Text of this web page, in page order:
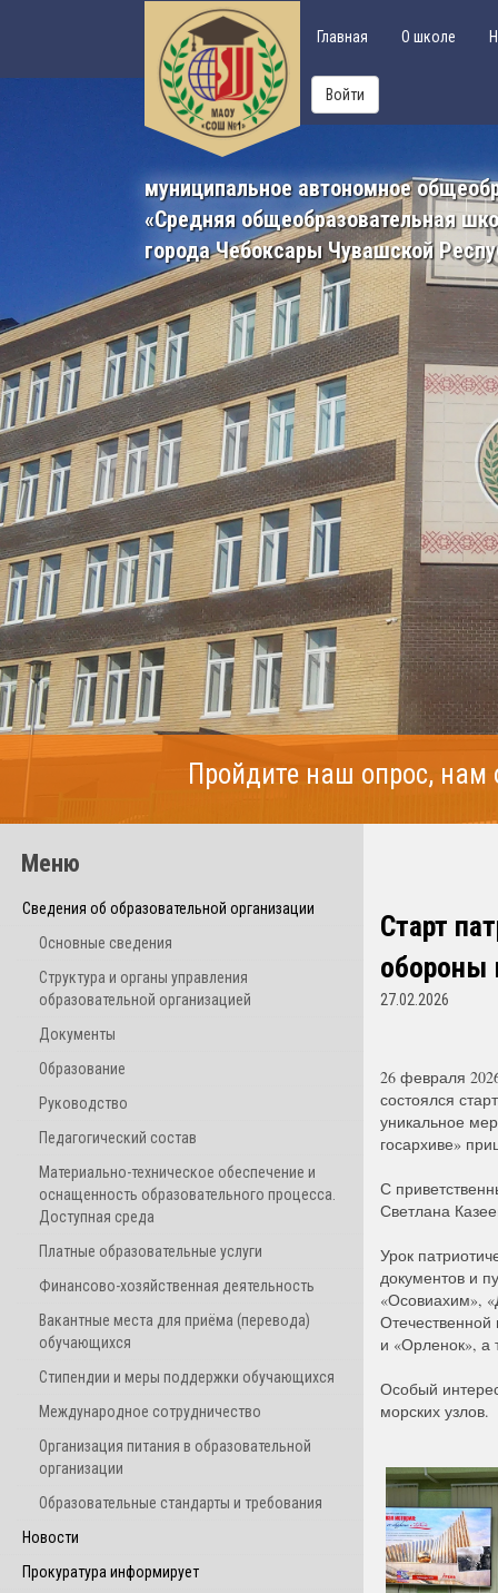
Главная О школе
Войти
муниципальное автономное
«Средняя общеобразовательная
города Чебоксары Чувашской
Пройдите наш опрос,
Меню
Сведения об образовательной организации
Основные сведения
Структура и органы управления
образовательной организацией
Документы
Образование
Руководство
Педагогический состав
Материально-техническое обеспечение и
оснащенность образовательного процесса.
Доступная среда
Платные образовательные услуги
Финансово-хозяйственная деятельность
Вакантные места для приёма (перевода)
обучающихся
Стипендии и меры поддержки обучающихся
Международное сотрудничество
Организация питания в образовательной
организации
Образовательные стандарты и требования
Новости
Прокуратура информирует
Старт
обороны
27.02.2026
26 февраля
состоялся
уникальное
госархиве»
С
Светлана
Урок
документов и
«Осовиахим»,
Отечественной
и «Орленок», а
Особый
морских узлов.